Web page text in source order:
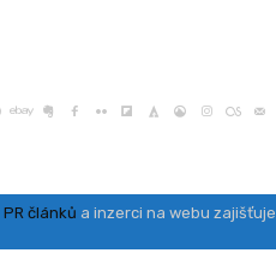
PR článků a inzerci na webu zajišťuje